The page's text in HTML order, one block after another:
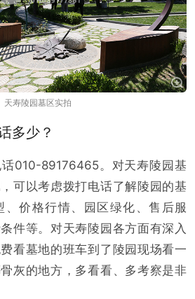
天寿陵园墓区实拍
多少？
010-89176465。对天寿陵园基
可以考虑拨打电话了解陵园的基
、价格行情、园区绿化、售后服
件等。对天寿陵园各方面有深入
看墓地的班车到了陵园现场看一
灰的地方，多看看、多考察是非